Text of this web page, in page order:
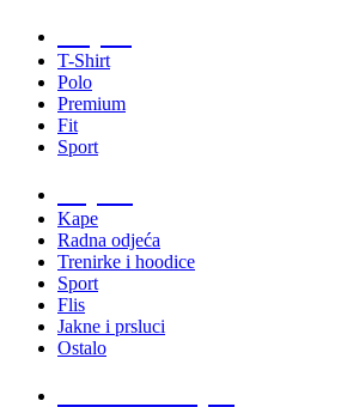
T-Shirt
Polo
Premium
Fit
Sport
Kape
Radna odjeća
Trenirke i hoodice
Sport
Flis
Jakne i prsluci
Ostalo